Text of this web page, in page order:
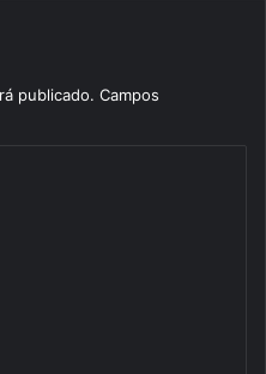
publicado. Campos